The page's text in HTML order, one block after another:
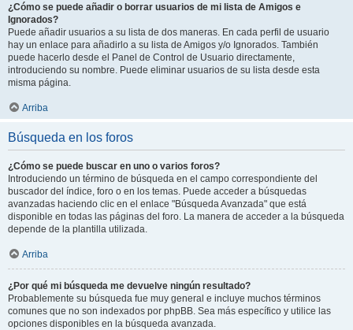
¿Cómo se puede añadir o borrar usuarios de mi lista de Amigos e
Ignorados?
Puede añadir usuarios a su lista de dos maneras. En cada perfil de usuario
hay un enlace para añadirlo a su lista de Amigos y/o Ignorados. También
puede hacerlo desde el Panel de Control de Usuario directamente,
introduciendo su nombre. Puede eliminar usuarios de su lista desde esta
misma página.
Arriba
Búsqueda en los foros
¿Cómo se puede buscar en uno o varios foros?
Introduciendo un término de búsqueda en el campo correspondiente del
buscador del índice, foro o en los temas. Puede acceder a búsquedas
avanzadas haciendo clic en el enlace "Búsqueda Avanzada" que está
disponible en todas las páginas del foro. La manera de acceder a la búsqueda
depende de la plantilla utilizada.
Arriba
¿Por qué mi búsqueda me devuelve ningún resultado?
Probablemente su búsqueda fue muy general e incluye muchos términos
comunes que no son indexados por phpBB. Sea más específico y utilice las
opciones disponibles en la búsqueda avanzada.